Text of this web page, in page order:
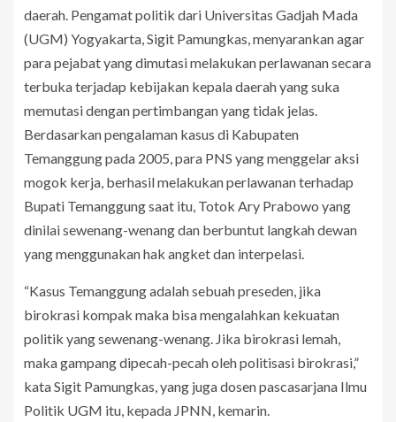
daerah. Pengamat politik dari Universitas Gadjah Mada
(UGM) Yogyakarta, Sigit Pamungkas, menyarankan agar
para pejabat yang dimutasi melakukan perlawanan secara
terbuka terjadap kebijakan kepala daerah yang suka
memutasi dengan pertimbangan yang tidak jelas.
Berdasarkan pengalaman kasus di Kabupaten
Temanggung pada 2005, para PNS yang menggelar aksi
mogok kerja, berhasil melakukan perlawanan terhadap
Bupati Temanggung saat itu, Totok Ary Prabowo yang
dinilai sewenang-wenang dan berbuntut langkah dewan
yang menggunakan hak angket dan interpelasi.
“Kasus Temanggung adalah sebuah preseden, jika
birokrasi kompak maka bisa mengalahkan kekuatan
politik yang sewenang-wenang. Jika birokrasi lemah,
maka gampang dipecah-pecah oleh politisasi birokrasi,”
kata Sigit Pamungkas, yang juga dosen pascasarjana Ilmu
Politik UGM itu, kepada JPNN, kemarin.